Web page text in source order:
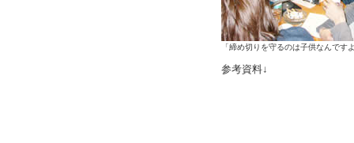
「締め切りを守るのは子供なんです
参考資料↓